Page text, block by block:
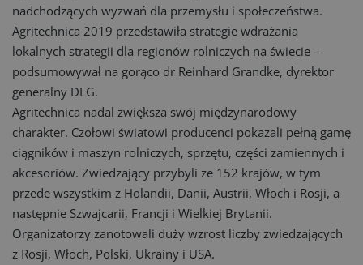
nadchodzących wyzwań dla przemysłu i społeczeństwa.
Agritechnica 2019 przedstawiła strategie wdrażania
lokalnych strategii dla regionów rolniczych na świecie –
podsumowywał na gorąco dr Reinhard Grandke, dyrektor
generalny DLG.
Agritechnica nadal zwiększa swój międzynarodowy
charakter. Czołowi światowi producenci pokazali pełną gamę
ciągników i maszyn rolniczych, sprzętu, części zamiennych i
akcesoriów. Zwiedzający przybyli ze 152 krajów, w tym
przede wszystkim z Holandii, Danii, Austrii, Włoch i Rosji, a
następnie Szwajcarii, Francji i Wielkiej Brytanii.
Organizatorzy zanotowali duży wzrost liczby zwiedzających
z Rosji, Włoch, Polski, Ukrainy i USA.